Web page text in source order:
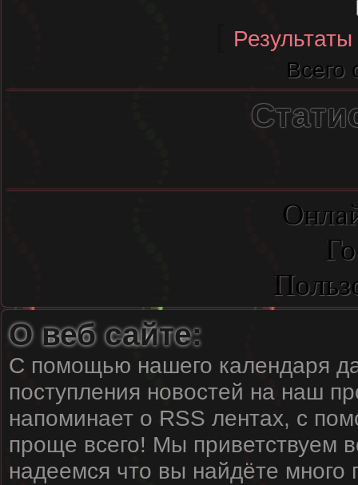
Результаты
Всего
О веб сайте:
С помощью нашего календаря
поступления новостей на наш
напоминает о RSS лентах, с
проще всего! Мы приветствуем
надеемся что вы найдёте